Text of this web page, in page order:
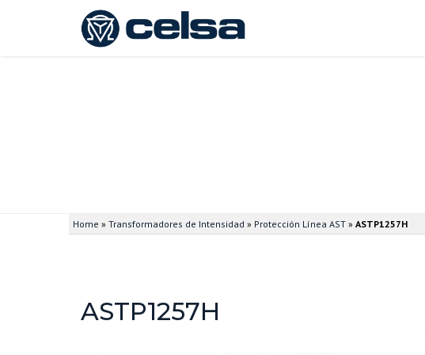
Home » Transformadores de Intensidad » Protección Línea AST » ASTP1257H
ASTP1257H